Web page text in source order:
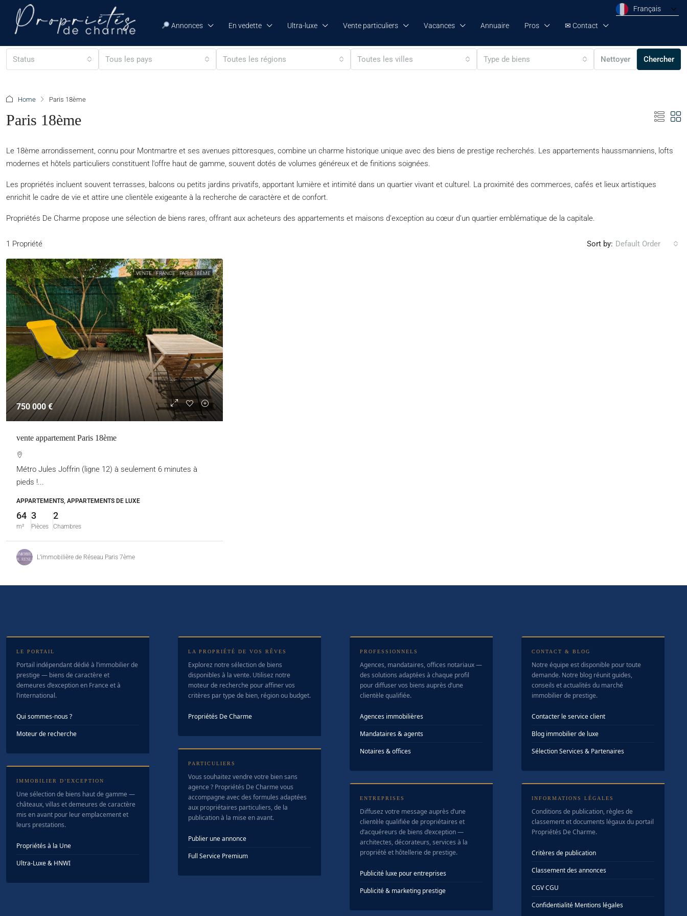
Annonces En vedette Ultra-luxe Vente particuliers Vacances Annuaire Pros ✉ Contact
Français
Status Tous les pays Toutes les régions Toutes les villes Type de biens Nettoyer Chercher
Home Paris 18ème
Paris 18ème
Le 18ème arrondissement, connu pour Montmartre et ses avenues pittoresques, combine un charme historique unique avec des biens de prestige recherchés. Les appartements haussmanniens, lofts
modernes et hôtels particuliers constituent l’offre haut de gamme, souvent dotés de volumes généreux et de finitions soignées.
Les propriétés incluent souvent terrasses, balcons ou petits jardins privatifs, apportant lumière et intimité dans un quartier vivant et culturel. La proximité des commerces, cafés et lieux artistiques
enrichit le cadre de vie et attire une clientèle exigeante à la recherche de caractère et de confort.
Propriétés De Charme propose une sélection de biens rares, offrant aux acheteurs des appartements et maisons d’exception au cœur d’un quartier emblématique de la capitale.
1 Propriété Sort by: Default Order
VENTE FRANCE PARIS 18ÈME
750 000 €
vente appartement Paris 18ème
Métro Jules Joffrin (ligne 12) à seulement 6 minutes à
pieds !...
APPARTEMENTS, APPARTEMENTS DE LUXE
64
m²
3
Pièces
2
Chambres
L’immobilière de Réseau Paris 7ème
LE PORTAIL
Portail indépendant dédié à l’immobilier de
prestige — biens de caractère et
demeures d’exception en France et à
l’international.
Qui sommes-nous ?
Moteur de recherche
IMMOBILIER D’EXCEPTION
Une sélection de biens haut de gamme —
châteaux, villas et demeures de caractère
mis en avant pour leur emplacement et
leurs prestations.
Propriétés à la Une
Ultra-Luxe & HNWI
LA PROPRIÉTÉ DE VOS RÊVES
Explorez notre sélection de biens
disponibles à la vente. Utilisez notre
moteur de recherche pour affiner vos
critères par type de bien, région ou budget.
Propriétés De Charme
PARTICULIERS
Vous souhaitez vendre votre bien sans
agence ? Propriétés De Charme vous
accompagne avec des formules adaptées
aux propriétaires particuliers, de la
publication à la mise en avant.
Publier une annonce
Full Service Premium
PROFESSIONNELS
Agences, mandataires, offices notariaux —
des solutions adaptées à chaque profil
pour diffuser vos biens auprès d’une
clientèle qualifiée.
Agences immobilières
Mandataires & agents
Notaires & offices
ENTREPRISES
Diffusez votre message auprès d’une
clientèle qualifiée de propriétaires et
d’acquéreurs de biens d’exception —
architectes, décorateurs, services à la
propriété et hôtellerie de prestige.
Publicité luxe pour entreprises
Publicité & marketing prestige
CONTACT & BLOG
Notre équipe est disponible pour toute
demande. Notre blog réunit guides,
conseils et actualités du marché
immobilier de prestige.
Contacter le service client
Blog immobilier de luxe
Sélection Services & Partenaires
INFORMATIONS LÉGALES
Conditions de publication, règles de
classement et documents légaux du portail
Propriétés De Charme.
Critères de publication
Classement des annonces
CGV·CGU
Confidentialité·Mentions légales